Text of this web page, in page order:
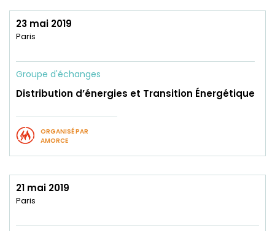
23 mai 2019
Paris
Groupe d'échanges
Distribution d’énergies et Transition Énergétique
ORGANISÉ PAR
AMORCE
21 mai 2019
Paris